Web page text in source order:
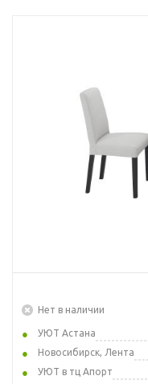
Нет в наличии
УЮТ Астана
Новосибирск, Лента
УЮТ в тц Апорт